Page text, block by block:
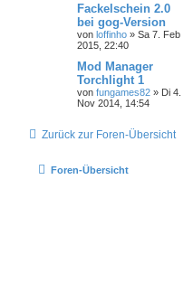
Fackelschein 2.0
bei gog-Version
von loffinho » Sa 7. Feb
2015, 22:40
Mod Manager
Torchlight 1
von fungames82 » Di 4.
Nov 2014, 14:54
Zurück zur Foren-Übersicht
Foren-Übersicht